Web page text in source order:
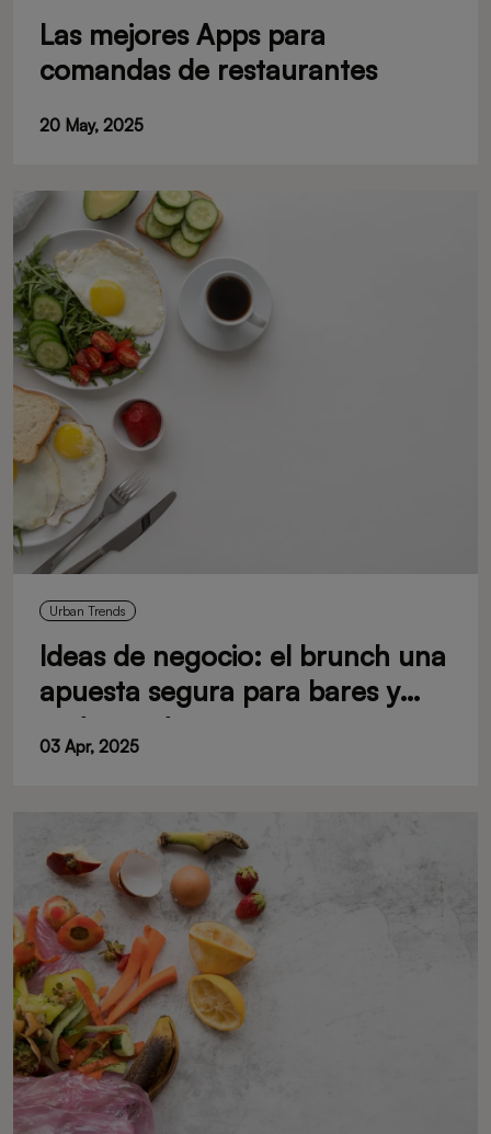
Las mejores Apps para
comandas de restaurantes
20 May, 2025
Urban Trends
Ideas de negocio: el brunch una
apuesta segura para bares y
restaurantes
03 Apr, 2025